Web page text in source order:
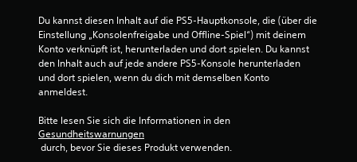
Du kannst diesen Inhalt auf die PS5-Hauptkonsole, die (über die
Einstellung „Konsolenfreigabe und Offline-Spiel“) mit deinem
Konto verknüpft ist, herunterladen und dort spielen. Du kannst
den Inhalt auch auf jede andere PS5-Konsole herunterladen
und dort spielen, wenn du dich mit demselben Konto
anmeldest.
Bitte lesen Sie sich die Informationen in den
Gesundheitswarnungen
durch, bevor Sie dieses Produkt verwenden.